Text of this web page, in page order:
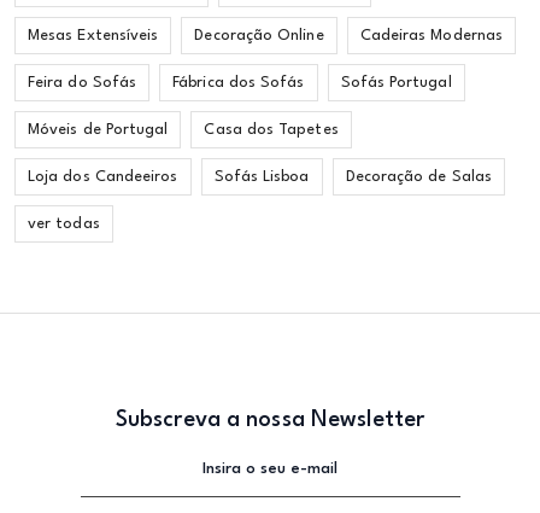
Mesas Extensíveis Decoração Online Cadeiras Modernas
Feira do Sofás Fábrica dos Sofás Sofás Portugal
Móveis de Portugal Casa dos Tapetes
Loja dos Candeeiros Sofás Lisboa Decoração de Salas
ver todas
Subscreva a nossa Newsletter